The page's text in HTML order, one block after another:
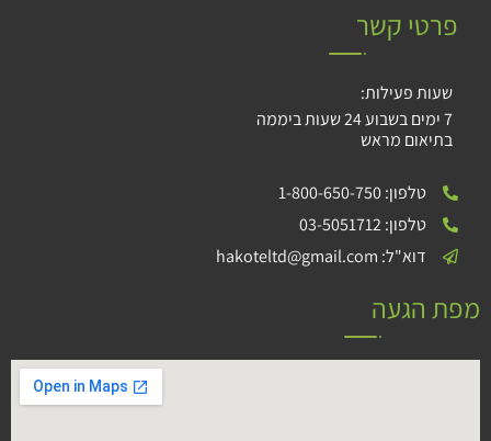
פרטי קשר
שעות פעילות:
7 ימים בשבוע 24 שעות ביממה
בתיאום מראש
טלפון: 1-800-650-750
טלפון: 03-5051712
דוא"ל: hakoteltd@gmail.com
מפת הגעה